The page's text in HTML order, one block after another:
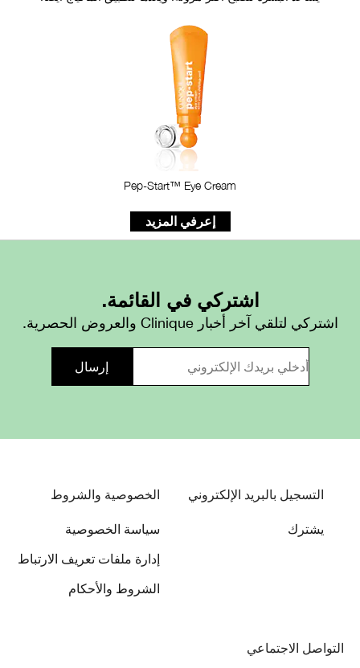
Pep-Start™ Eye Cream
إعرفي المزيد
اشتركي في القائمة.
اشتركي لتلقي آخر أخبار Clinique والعروض الحصرية.
التسجيل بالبريد الإلكتروني
يشترك
الخصوصية والشروط
سياسة الخصوصية
إدارة ملفات تعريف الارتباط
الشروط والأحكام
التواصل الاجتماعي